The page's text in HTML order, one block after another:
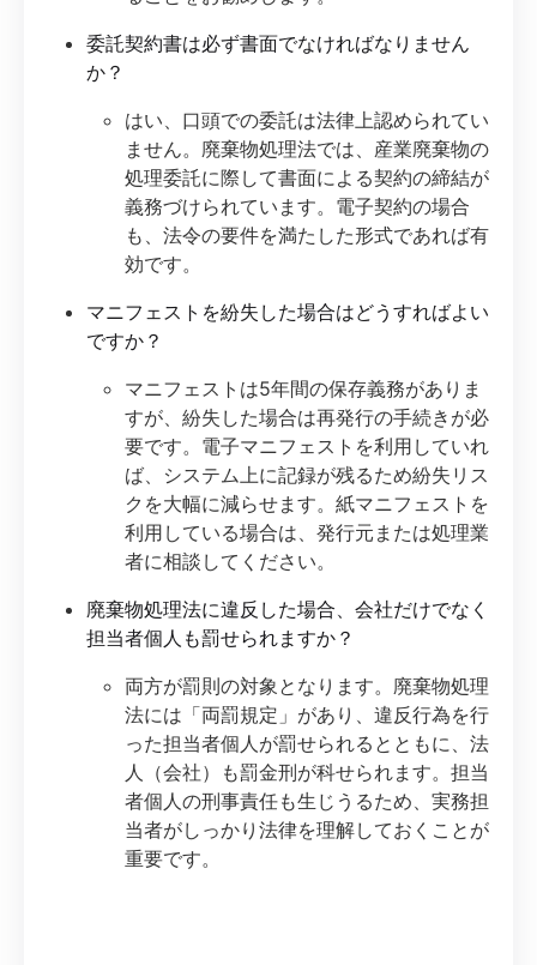
委託契約書は必ず書面でなければなりません
か？
はい、口頭での委託は法律上認められてい
ません。廃棄物処理法では、産業廃棄物の
処理委託に際して書面による契約の締結が
義務づけられています。電子契約の場合
も、法令の要件を満たした形式であれば有
効です。
マニフェストを紛失した場合はどうすればよい
ですか？
マニフェストは5年間の保存義務がありま
すが、紛失した場合は再発行の手続きが必
要です。電子マニフェストを利用していれ
ば、システム上に記録が残るため紛失リス
クを大幅に減らせます。紙マニフェストを
利用している場合は、発行元または処理業
者に相談してください。
廃棄物処理法に違反した場合、会社だけでなく
担当者個人も罰せられますか？
両方が罰則の対象となります。廃棄物処理
法には「両罰規定」があり、違反行為を行
った担当者個人が罰せられるとともに、法
人（会社）も罰金刑が科せられます。担当
者個人の刑事責任も生じうるため、実務担
当者がしっかり法律を理解しておくことが
重要です。